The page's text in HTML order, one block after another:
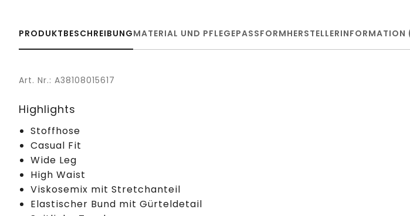
PRODUKTBESCHREIBUNGMATERIAL UND PFLEGEPASSFORM
Art. Nr.: A38108015617
Highlights
Stoffhose
Casual Fit
Wide Leg
High Waist
Viskosemix mit Stretchanteil
Elastischer Bund mit Gürteldetail